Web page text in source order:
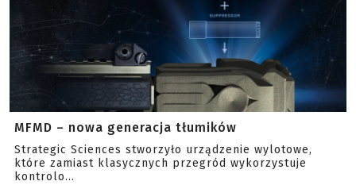
MFMD – nowa generacja tłumików
Strategic Sciences stworzyło urządzenie wylotowe,
które zamiast klasycznych przegród wykorzystuje
kontrolo...